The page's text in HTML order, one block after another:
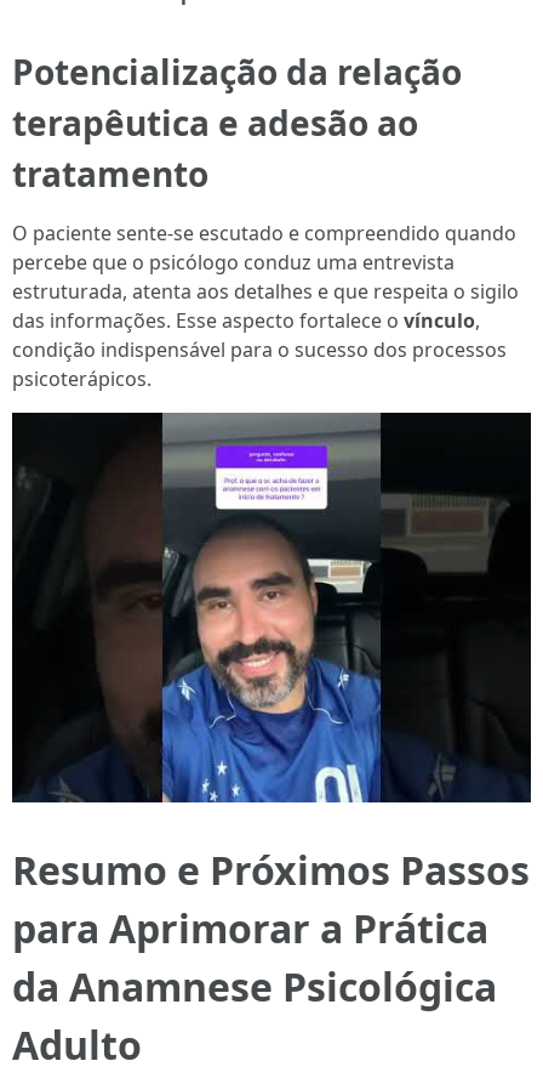
Potencialização da relação
terapêutica e adesão ao
tratamento
O paciente sente-se escutado e compreendido quando
percebe que o psicólogo conduz uma entrevista
estruturada, atenta aos detalhes e que respeita o sigilo
das informações. Esse aspecto fortalece o vínculo,
condição indispensável para o sucesso dos processos
psicoterápicos.
Resumo e Próximos Passos
para Aprimorar a Prática
da Anamnese Psicológica
Adulto